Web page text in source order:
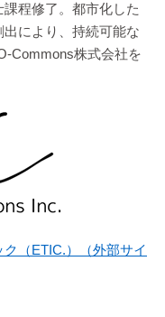
程修了。都市化した
により、持続可能な
Commons株式会社を
（ETIC.）（外部サイ